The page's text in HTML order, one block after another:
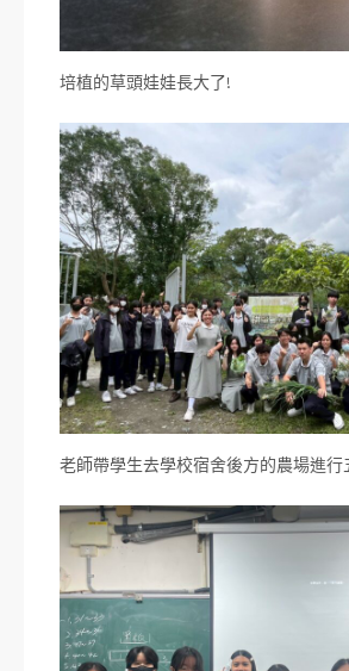
培植的草頭娃娃長大了!
老師帶學生去學校宿舍後方的農場進行